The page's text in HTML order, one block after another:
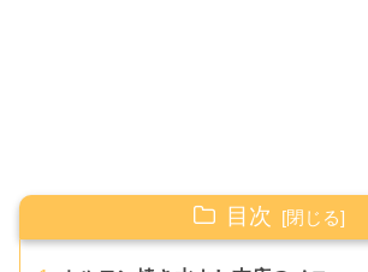
目次